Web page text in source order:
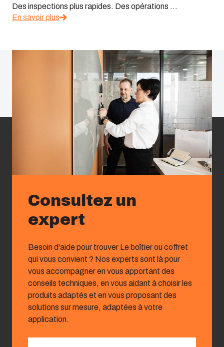
Des inspections plus rapides. Des opérations ...
En savoir plus
Consultez un
expert
Besoin d'aide pour trouver Le boîtier ou coffret
qui vous convient ? Nos experts sont là pour
vous accompagner en vous apportant des
conseils techniques, en vous aidant à choisir les
produits adaptés et en vous proposant des
solutions sur mesure, adaptées à votre
application.